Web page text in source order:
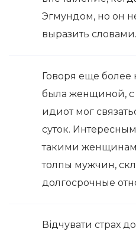
Эгмундом, но он
выразить словами.
Говоря еще более
была женщиной, с
идиот мог
суток.
такими
толпы мужчин,
долгосрочные
Відчувати страх